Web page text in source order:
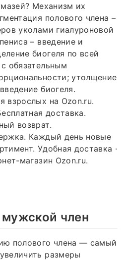
Механизм их
полового члена –
уколами гиалуроновой
– введение и
биогеля по всей
обязательным
утолщение
биогеля.
взрослых на Ozon.ru.
доставка.
возврат.
Каждый день новые
Удобная доставка ·
магазин Ozon.ru.
мужской член
полового члена — самый
размеры